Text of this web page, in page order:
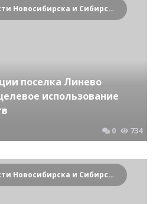
Криминальные новости Новосибирска и Сибирского региона
поселка Линево
использование
0 734
Криминальные новости Новосибирска и Сибирского региона